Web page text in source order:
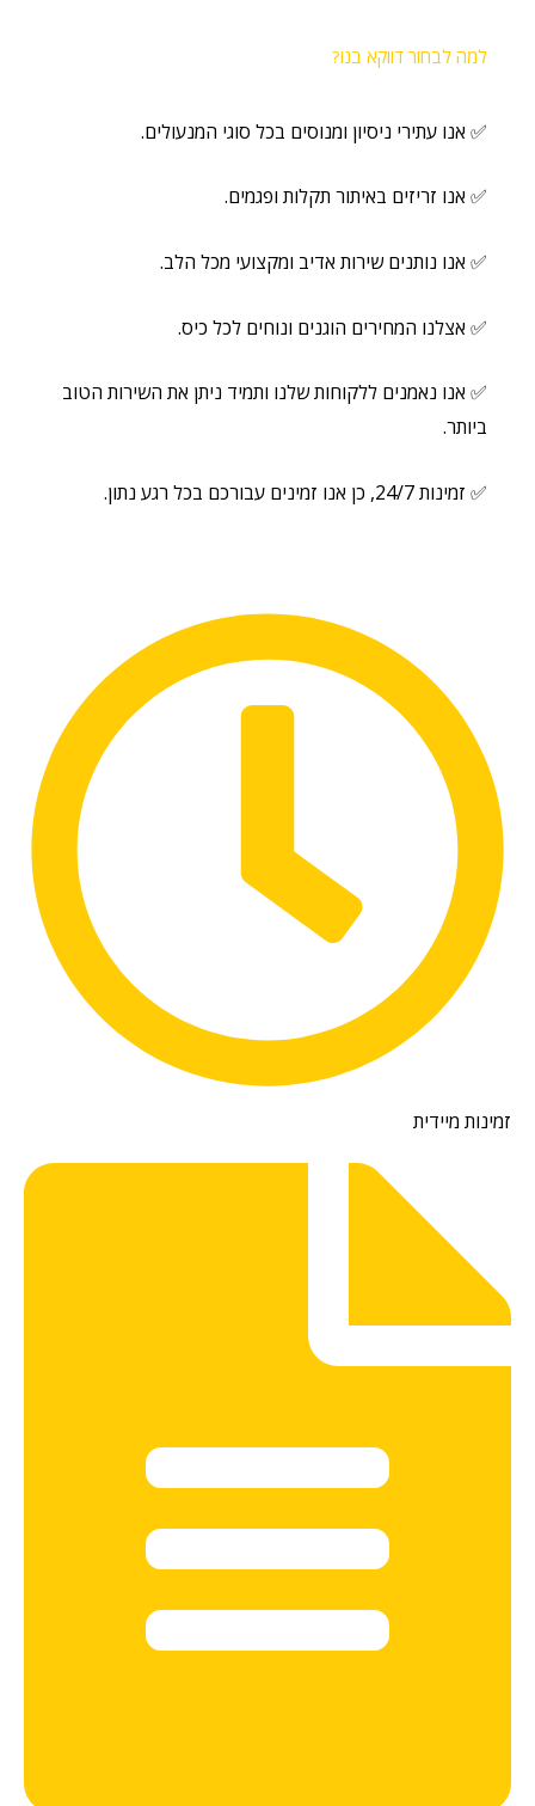
למה לבחור דווקא בנו?
✅ אנו עתירי ניסיון ומנוסים בכל סוגי המנעולים.
✅ אנו זריזים באיתור תקלות ופגמים.
✅ אנו נותנים שירות אדיב ומקצועי מכל הלב.
✅ אצלנו המחירים הוגנים ונוחים לכל כיס.
✅ אנו נאמנים ללקוחות שלנו ותמיד ניתן את השירות הטוב
ביותר.
✅ זמינות 24/7, כן אנו זמינים עבורכם בכל רגע נתון.
זמינות מיידית